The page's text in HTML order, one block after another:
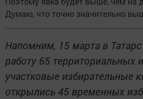
Думаю, что точно значительно
Напомним, 15 марта в
работу 65 территориальных
участковые избирательные
открылись 45 временных